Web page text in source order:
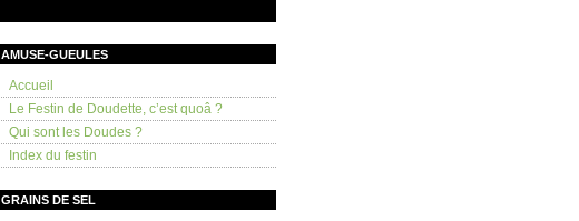
AMUSE-GUEULES
Accueil
Le Festin de Doudette, c’est quoâ ?
Qui sont les Doudes ?
Index du festin
GRAINS DE SEL